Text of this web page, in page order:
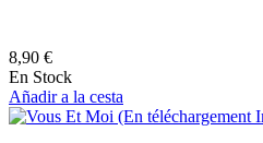
8,90 €
En Stock
Añadir a la cesta